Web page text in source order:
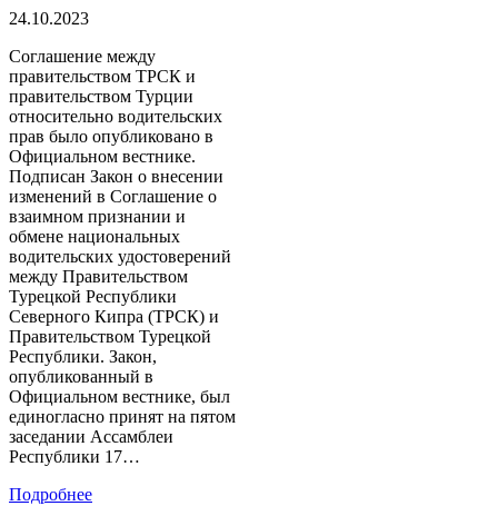
24.10.2023
Соглашение между
правительством ТРСК и
правительством Турции
относительно водительских
прав было опубликовано в
Официальном вестнике.
Подписан Закон о внесении
изменений в Соглашение о
взаимном признании и
обмене национальных
водительских удостоверений
между Правительством
Турецкой Республики
Северного Кипра (ТРСК) и
Правительством Турецкой
Республики. Закон,
опубликованный в
Официальном вестнике, был
единогласно принят на пятом
заседании Ассамблеи
Республики 17…
Подробнее